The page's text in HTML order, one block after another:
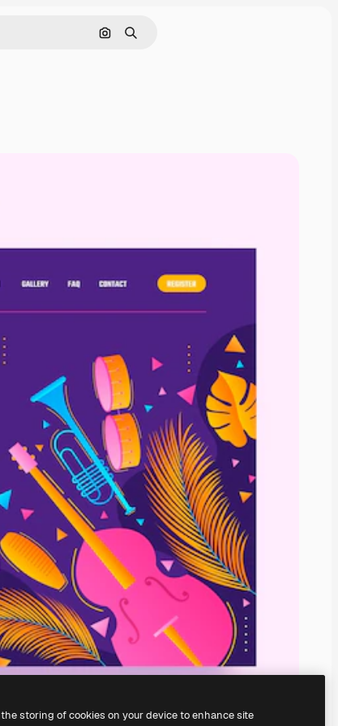
Cerca per immagine
Ricerca
storing of cookies on your device to enhance site